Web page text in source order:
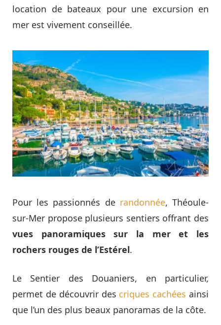
location de bateaux pour une excursion en
mer est vivement conseillée.
Pour les passionnés de randonnée, Théoule-
sur-Mer propose plusieurs sentiers offrant des
vues panoramiques sur la mer et les
rochers rouges de l’Estérel.
Le Sentier des Douaniers, en particulier,
permet de découvrir des criques cachées ainsi
que l’un des plus beaux panoramas de la côte.